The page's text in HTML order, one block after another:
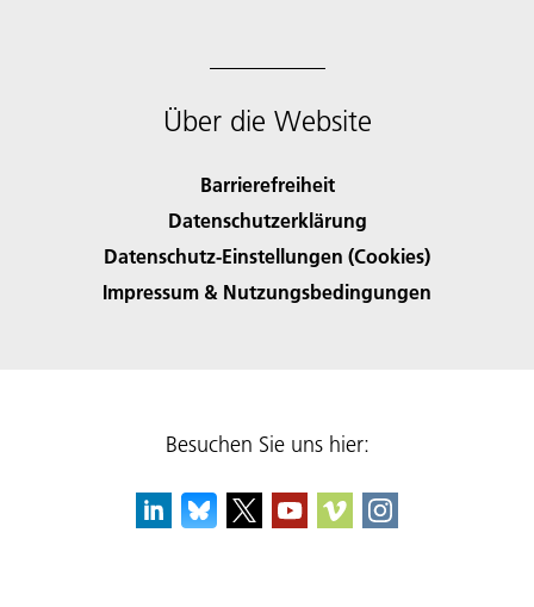
Über die Website
Barrierefreiheit
Datenschutzerklärung
Datenschutz-Einstellungen (Cookies)
Impressum & Nutzungsbedingungen
Besuchen Sie uns hier: